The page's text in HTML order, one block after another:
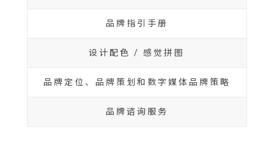
品牌指引手册
设计配色 / 感觉拼图
品牌定位、品牌策划和数字媒体品牌策略
品牌谘询服务